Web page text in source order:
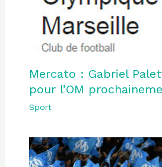
Mercato : Gabriel
pour l’OM
Sport